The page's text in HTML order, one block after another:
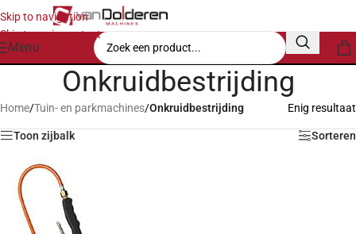
Skip to navigation
Skip to main content
Menu
Onkruidbestrijding
Home/Tuin- en parkmachines/Onkruidbestrijding Enig resultaat
Toon zijbalk Sorteren